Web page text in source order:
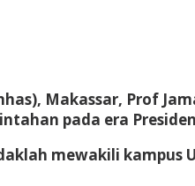
Makassar, Prof
pada era
mewakili